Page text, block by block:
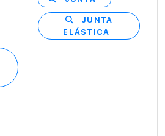
JUNTA
ELÁSTICA